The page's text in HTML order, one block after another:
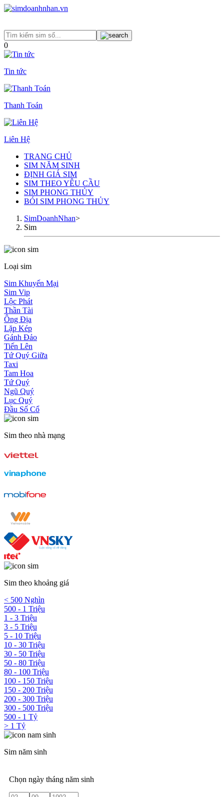
0
Tin tức
Thanh Toán
Liên Hệ
TRANG CHỦ
SIM NĂM SINH
ĐỊNH GIÁ SIM
SIM THEO YÊU CẦU
SIM PHONG THỦY
BÓI SIM PHONG THỦY
SimDoanhNhan>
Sim
Loại sim
Sim Khuyến Mại
Sim Vip
Lộc Phát
Thần Tài
Ông Địa
Lặp Kép
Gánh Đảo
Tiến Lên
Tứ Quý Giữa
Taxi
Tam Hoa
Tứ Quý
Ngũ Quý
Lục Quý
Đầu Số Cổ
Sim theo nhà mạng
Sim theo khoảng giá
< 500 Nghìn
500 - 1 Triệu
1 - 3 Triệu
3 - 5 Triệu
5 - 10 Triệu
10 - 30 Triệu
30 - 50 Triệu
50 - 80 Triệu
80 - 100 Triệu
100 - 150 Triệu
150 - 200 Triệu
200 - 300 Triệu
300 - 500 Triệu
500 - 1 Tỷ
> 1 Tỷ
Sim năm sinh
Chọn ngày tháng năm sinh